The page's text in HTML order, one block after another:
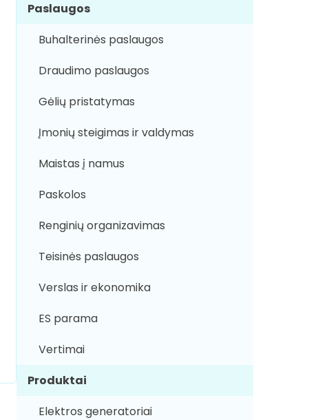
Paslaugos
Buhalterinės paslaugos
Draudimo paslaugos
Gėlių pristatymas
Įmonių steigimas ir valdymas
Maistas į namus
Paskolos
Renginių organizavimas
Teisinės paslaugos
Verslas ir ekonomika
ES parama
Vertimai
Produktai
Elektros generatoriai